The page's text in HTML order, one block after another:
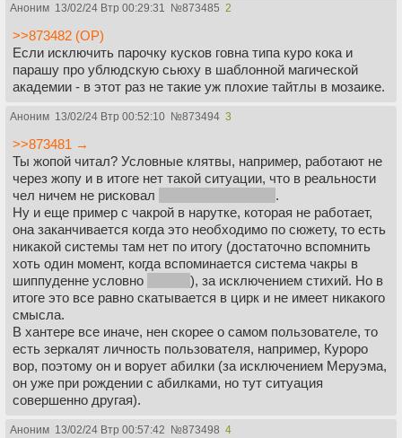
Аноним 13/02/24 Втр 00:29:31 №873485 2
>>873482 (OP)
Если исключить парочку кусков говна типа куро кока и
парашу про ублюдскую сьюху в шаблонной магической
академии - в этот раз не такие уж плохие тайтлы в мозаике.
Аноним 13/02/24 Втр 00:52:10 №873494 3
>>873481 →
Ты жопой читал? Условные клятвы, например, работают не
через жопу и в итоге нет такой ситуации, что в реальности
чел ничем не рисковал
.
Ну и еще пример с чакрой в нарутке, которая не работает,
она заканчивается когда это необходимо по сюжету, то есть
никакой системы там нет по итогу (достаточно вспомнить
хоть один момент, когда вспоминается система чакры в
шиппуденне условно
), за исключением стихий. Но в
итоге это все равно скатывается в цирк и не имеет никакого
смысла.
В хантере все иначе, нен скорее о самом пользователе, то
есть зеркалят личность пользователя, например, Куроро
вор, поэтому он и ворует абилки (за исключением Меруэма,
он уже при рождении с абилками, но тут ситуация
совершенно другая).
Аноним 13/02/24 Втр 00:57:42 №873498 4